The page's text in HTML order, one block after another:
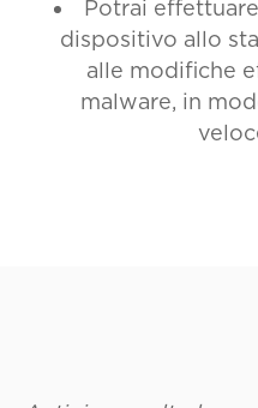
Potrai
dispositivo allo
alle modifiche
malware, in